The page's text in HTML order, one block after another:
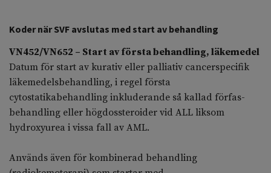
Koder när SVF avslutas med start av behandling
VN452/VN652 – Start av första behandling, läkemedel
Datum för start av kurativ eller palliativ cancerspecifik
läkemedelsbehandling, i regel första
cytostatikabehandling inkluderande så kallad förfas-
behandling eller högdossteroider vid ALL liksom
hydroxyurea i vissa fall av AML.
Används även för kombinerad behandling